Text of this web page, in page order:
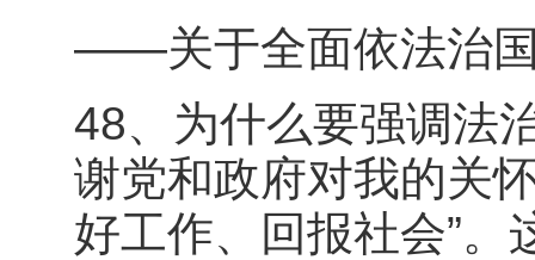
——关于全面依法治
48、为什么要强调法
谢党和政府对我的关
好工作、回报社会”